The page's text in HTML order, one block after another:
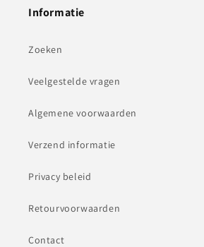
Informatie
Zoeken
Veelgestelde vragen
Algemene voorwaarden
Verzend informatie
Privacy beleid
Retourvoorwaarden
Contact